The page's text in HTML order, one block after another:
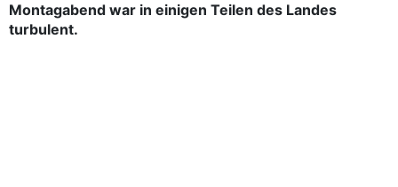
Montagabend war in einigen Teilen des Landes
turbulent.